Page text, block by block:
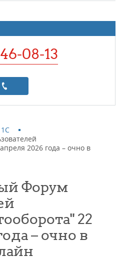
46-08-13
2026 года – очно в
Форум
22
– очно в